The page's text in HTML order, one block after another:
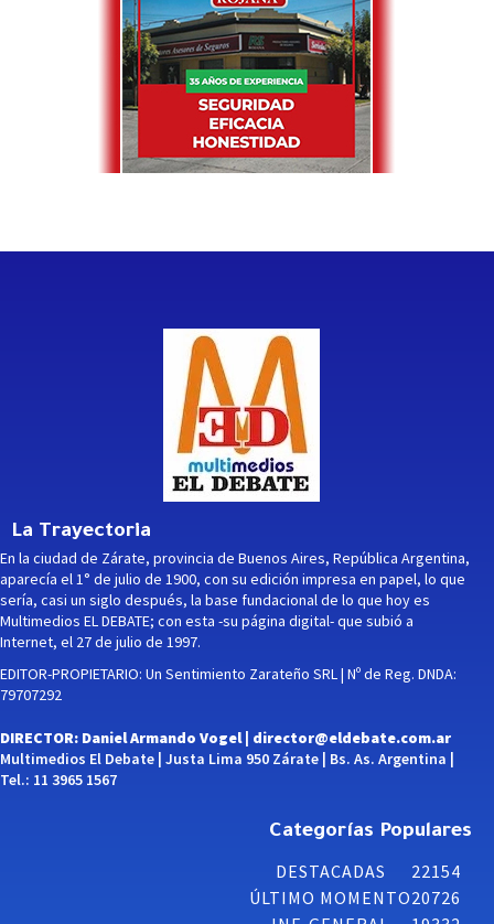
La Trayectoria
En la ciudad de Zárate, provincia de Buenos Aires, República Argentina,
aparecía el 1° de julio de 1900, con su edición impresa en papel, lo que
sería, casi un siglo después, la base fundacional de lo que hoy es
Multimedios EL DEBATE; con esta -su página digital- que subió a
Internet, el 27 de julio de 1997.
EDITOR-PROPIETARIO: Un Sentimiento Zarateño SRL | Nº de Reg. DNDA:
79707292
DIRECTOR: Daniel Armando Vogel | director@eldebate.com.ar
Multimedios El Debate | Justa Lima 950 Zárate | Bs. As. Argentina |
Tel.: 11 3965 1567
Categorías Populares
DESTACADAS
22154
ÚLTIMO MOMENTO20726